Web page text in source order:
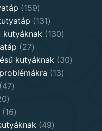
products
159159
products
131131
products
kutyáknak 130130
2727
products
kutyáknak 3030
1313
4747
20
products
1616
products4949